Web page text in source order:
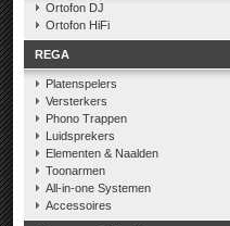
Ortofon DJ
Ortofon HiFi
REGA
Platenspelers
Versterkers
Phono Trappen
Luidsprekers
Elementen & Naalden
Toonarmen
All-in-one Systemen
Accessoires